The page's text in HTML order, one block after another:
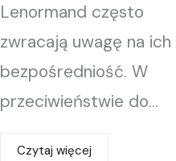
Lenormand często
zwracają uwagę na ich
bezpośredniość. W
przeciwieństwie do...
Czytaj więcej